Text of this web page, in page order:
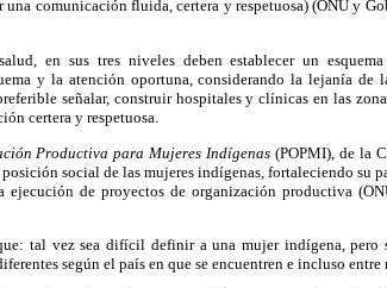
comunicación fluida, certera y respetuosa) (ONU y
en sus tres niveles deben establecer un
y la atención oportuna, considerando la lejanía de
señalar, construir hospitales y clínicas en las
certera y respetuosa.
Productiva para Mujeres Indígenas (POPMI), de la
social de las mujeres indígenas, fortaleciendo su
ejecución de proyectos de organización productiva
tal vez sea difícil definir a una mujer indígena, pero
según el país en que se encuentren e incluso